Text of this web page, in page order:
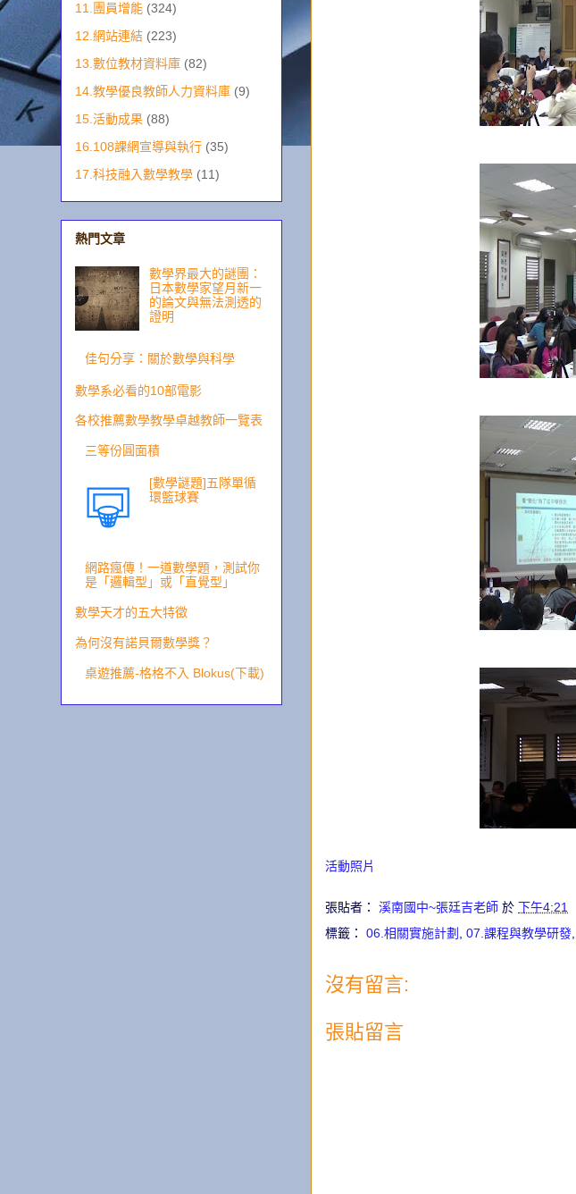
活動照片
張貼者： 溪南國中~張廷吉老師 於 下午4:21
標籤： 06.相關實施計劃 07.課程與教學研發
沒有留言:
張貼留言
11.團員增能 (324)
12.網站連結 (223)
13.數位教材資料庫 (82)
14.教學優良教師人力資料庫 (9)
15.活動成果 (88)
16.108課網宣導與執行 (35)
17.科技融入數學教學 (11)
熱門文章
數學界最大的謎團：
日本數學家望月新一
的論文與無法測透的
證明
佳句分享：關於數學與科學
數學系必看的10部電影
各校推薦數學教學卓越教師一覽表
三等份圓面積
[數學謎題]五隊單循
環籃球賽
網路瘋傳！一道數學題，測試你
是「邏輯型」或「直覺型」
數學天才的五大特徵
為何沒有諾貝爾數學獎？
桌遊推薦-格格不入 Blokus(下載)